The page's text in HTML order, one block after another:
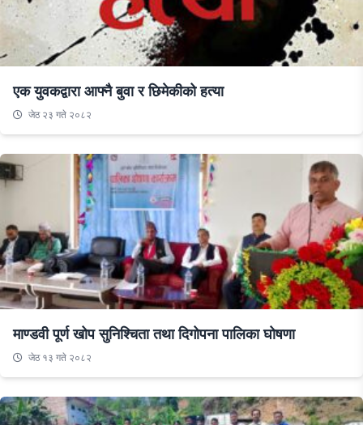
एक युवकद्वारा आफ्नै बुवा र छिमेकीको हत्या
जेठ २३ गते २०८२
माण्डवी पूर्ण खोप सुनिश्चिता तथा दिगोपना पालिका घोषणा
जेठ १३ गते २०८२